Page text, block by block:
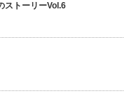
ストーリーVol.6